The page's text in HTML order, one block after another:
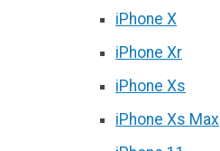
iPhone X
iPhone Xr
iPhone Xs
iPhone Xs Max